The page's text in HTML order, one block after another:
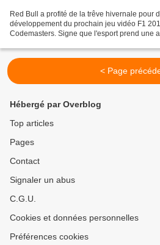
Red Bull a profité de la trêve hivernale pour
développement du prochain jeu vidéo F1
Codemasters. Signe que l'esport prend une
< Page
Hébergé par Overblog
Top articles
Pages
Contact
Signaler un abus
C.G.U.
Cookies et données personnelles
Préférences cookies